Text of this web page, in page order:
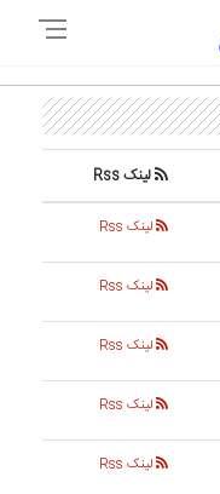
لینک Rss
لینک Rss
لینک Rss
لینک Rss
لینک Rss
لینک Rss